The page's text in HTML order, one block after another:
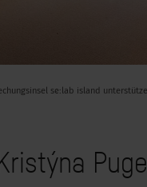
se:lab island